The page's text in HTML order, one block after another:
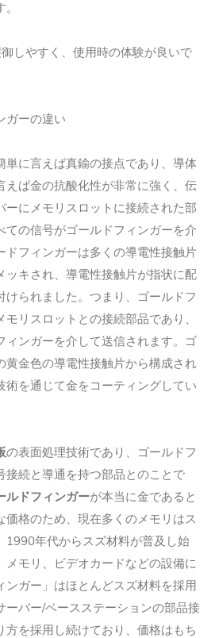
しやすく、使用時の体験が良いで
ガーの違い
単に言えば真鍮の接点であり、導体
えば金の抗酸化性が非常に強く、伝
ーにメモリスロットに接続された部
ての信号がゴールドフィンガーを介
ドフィンガーは多くの導電性接触片
ッキされ、導電性接触片が指状に配
けられました。つまり、ゴールドフ
リスロットとの接続部品であり、
ィンガーを介して送信されます。ゴ
黄金色の導電性接触片から構成され
術を通じて金をコーティングしてい
の表面処理技術であり、ゴールドフ
接続と導通を持つ部品とのことで
ルドフィンガーが本当に金であると
価格のため、現在多くのメモリはス
1990年代からスズ材料が普及し始
メモリ、ビデオカードなどの設備に
ンガー」はほとんどスズ材料を採用
ーバー/ベースステーションの部品接
方を採用し続けており、価格はもち